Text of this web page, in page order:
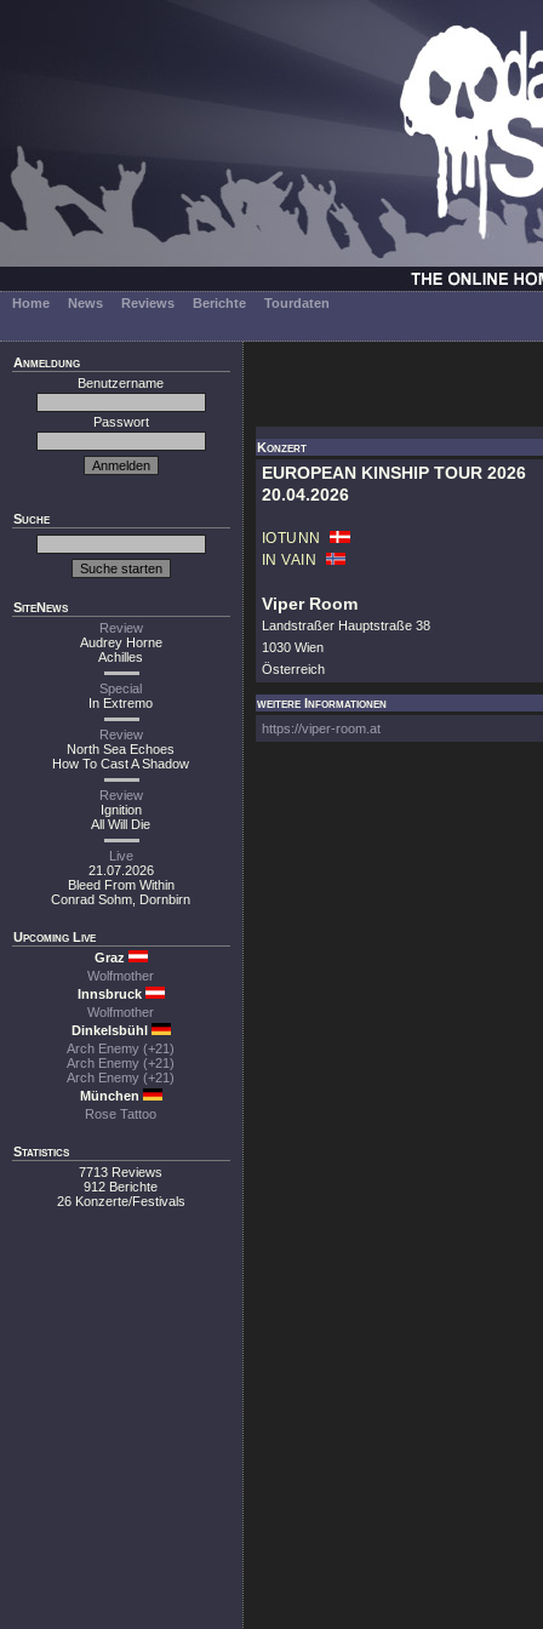
Home News Reviews Berichte Tourdaten
Anmeldung
Benutzername
Passwort
Suche
SiteNews
Review
Audrey Horne
Achilles
Special
In Extremo
Review
North Sea Echoes
How To Cast A Shadow
Review
Ignition
All Will Die
Live
21.07.2026
Bleed From Within
Conrad Sohm, Dornbirn
Upcoming Live
Graz
Wolfmother
Innsbruck
Wolfmother
Dinkelsbühl
Arch Enemy (+21)
Arch Enemy (+21)
Arch Enemy (+21)
München
Rose Tattoo
Statistics
7713 Reviews
912 Berichte
26 Konzerte/Festivals
Konzert
EUROPEAN KINSHIP TOUR 2026
20.04.2026
IOTUNN
IN VAIN
Viper Room
Landstraßer Hauptstraße 38
1030 Wien
Österreich
weitere Informationen
https://viper-room.at